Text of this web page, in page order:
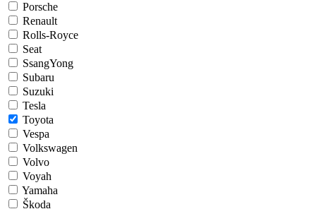
Porsche
Renault
Rolls-Royce
Seat
SsangYong
Subaru
Suzuki
Tesla
Toyota
Vespa
Volkswagen
Volvo
Voyah
Yamaha
Škoda